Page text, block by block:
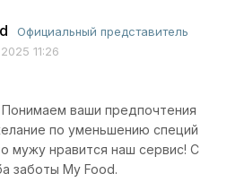
Официальный представитель
11:26
Понимаем ваши предпочтения
по уменьшению специй
мужу нравится наш сервис! С
заботы My Food.